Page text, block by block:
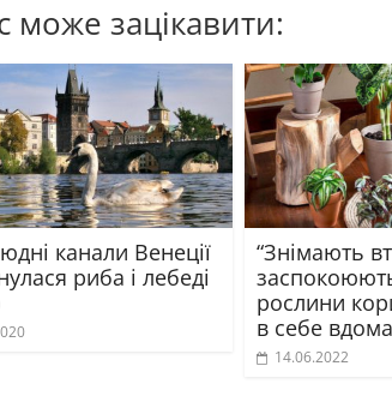
може зацікавити:
канали Венеції
риба і лебеді
“Знімають
рослини
в себе вдома
14.06.2022